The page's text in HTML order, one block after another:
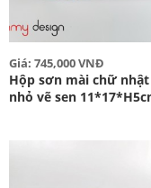
Giá: 745,000 VNĐ
Hộp sơn mài chữ
nhỏ vẽ sen